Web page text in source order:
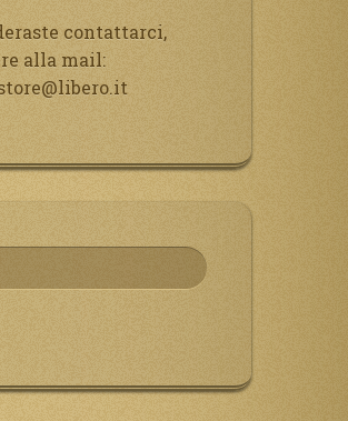
contattarci,
alla mail: